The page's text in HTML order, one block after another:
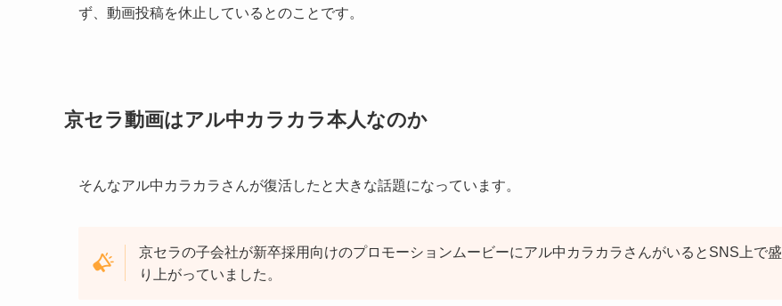
ず、動画投稿を休止しているとのことです。
京セラ動画はアル中カラカラ本人なのか
そんなアル中カラカラさんが復活したと大きな話題になっています。
京セラの子会社が新卒採用向けのプロモーションムービーにアル中カラカラさんがいるとSNS上で盛
り上がっていました。